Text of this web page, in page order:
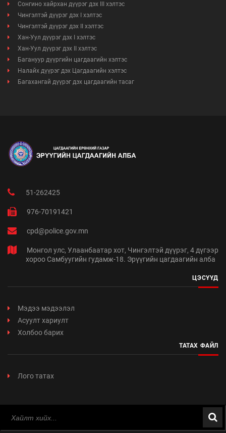
Сонгино хайрхан дүүрэг дэх III хэлтэс
Чингэлтэй дүүрэг дэх I хэлтэс
Чингэлтэй дүүрэг дэх II хэлтэс
Хан-Уул дүүрэг дэх I хэлтэс
Хан-Уул дүүрэг дэх II хэлтэс
Багануур дүүргийн цагдаагийн хэлтэс
Налайх дүүрэг дэх Цагдаагийн хэлтэс
Багахангай дүүрэг дэх цагдаагийн тасаг
51-262425
976-70191421
cpd@police.gov.mn
Монгол улс, Улаанбаатар хот, Чингэлтэй дүүрэг, 4 дүгээр
хороо Самбуугийн гудамж-18. Эрүүгийн цагдаагийн алба
ЦЭСҮҮД
Мэдээ мэдээлэл
Асуулт хариулт
Холбоо барих
ТАТАХ ФАЙЛ
Лого татах